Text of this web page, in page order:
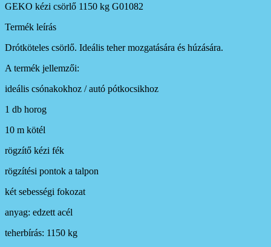
GEKO kézi csörlő 1150 kg G01082
Termék leírás
Drótköteles csörlő. Ideális teher mozgatására és húzására.
A termék jellemzői:
ideális csónakokhoz / autó pótkocsikhoz
1 db horog
10 m kötél
rögzítő kézi fék
rögzítési pontok a talpon
két sebességi fokozat
anyag: edzett acél
teherbírás: 1150 kg